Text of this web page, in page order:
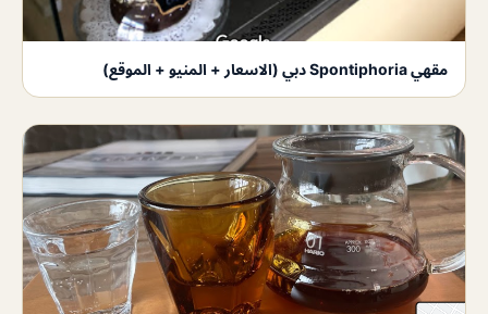
مقهي Spontiphoria دبي (الاسعار + المنيو + الموقع)